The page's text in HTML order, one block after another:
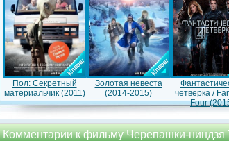
Пол: Секретный
материальчик (2011)
Золотая невеста
(2014-2015)
четверка /
Four
Комментарии к фильму Черепашки-ниндзя